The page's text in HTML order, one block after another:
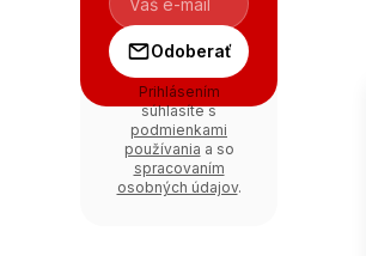
Odoberať
Prihlásením
súhlasíte s
podmienkami
používania a so
spracovaním
osobných údajov.